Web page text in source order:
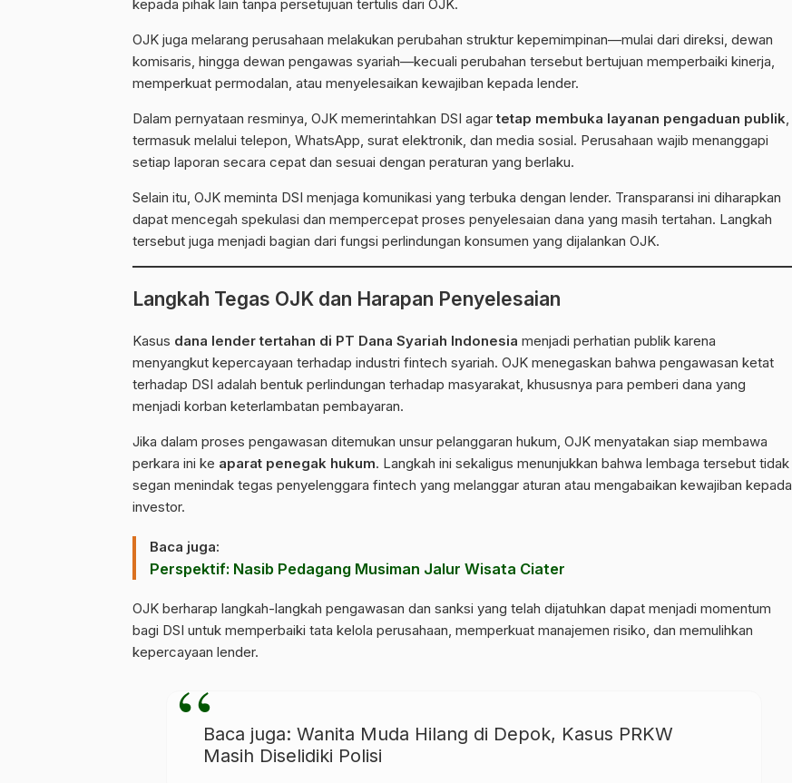
kepada pihak lain tanpa persetujuan tertulis dari OJK.
OJK juga melarang perusahaan melakukan perubahan struktur kepemimpinan—mulai dari direksi, dewan
komisaris, hingga dewan pengawas syariah—kecuali perubahan tersebut bertujuan memperbaiki kinerja,
memperkuat permodalan, atau menyelesaikan kewajiban kepada lender.
Dalam pernyataan resminya, OJK memerintahkan DSI agartetap membuka layanan pengaduan publik
termasuk melalui telepon, WhatsApp, surat elektronik, dan media sosial. Perusahaan wajib menanggapi
setiap laporan secara cepat dan sesuai dengan peraturan yang berlaku.
Selain itu, OJK meminta DSI menjaga komunikasi yang terbuka dengan lender. Transparansi ini diharapkan
dapat mencegah spekulasi dan mempercepat proses penyelesaian dana yang masih tertahan. Langkah
tersebut juga menjadi bagian dari fungsi perlindungan konsumen yang dijalankan OJK.
Langkah Tegas OJK dan Harapan Penyelesaian
Kasus dana lender tertahan di PT Dana Syariah Indonesia menjadi perhatian publik karena
menyangkut kepercayaan terhadap industri fintech syariah. OJK menegaskan bahwa pengawasan ketat
terhadap DSI adalah bentuk perlindungan terhadap masyarakat, khususnya para pemberi dana yang
menjadi korban keterlambatan pembayaran.
Jika dalam proses pengawasan ditemukan unsur pelanggaran hukum, OJK menyatakan siap membawa
perkara ini ke aparat penegak hukum. Langkah ini sekaligus menunjukkan bahwa lembaga tersebut tidak
segan menindak tegas penyelenggara fintech yang melanggar aturan atau mengabaikan kewajiban kepada
investor.
Baca juga:
Perspektif: Nasib Pedagang Musiman Jalur Wisata Ciater
OJK berharap langkah-langkah pengawasan dan sanksi yang telah dijatuhkan dapat menjadi momentum
bagi DSI untuk memperbaiki tata kelola perusahaan, memperkuat manajemen risiko, dan memulihkan
kepercayaan lender.
Baca juga: Wanita Muda Hilang di Depok, Kasus PRKW
Masih Diselidiki Polisi